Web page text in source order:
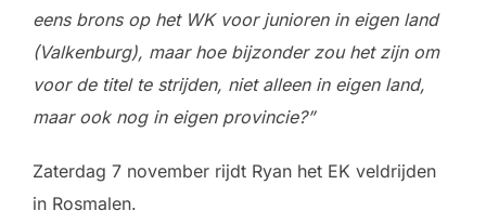
eens brons op het WK voor junioren in eigen land
(Valkenburg), maar hoe bijzonder zou het zijn om
voor de titel te strijden, niet alleen in eigen land,
maar ook nog in eigen provincie?”
Zaterdag 7 november rijdt Ryan het EK veldrijden
in Rosmalen.